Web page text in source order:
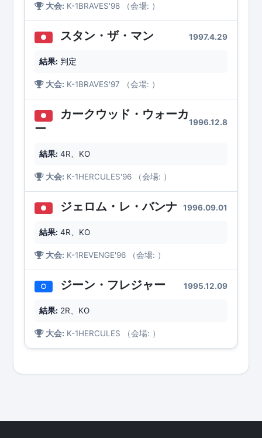
大会: K-1BRAVES'98 （会場: ）
● スタン・ザ・マン 1997.4.29
結果: 判定
大会: K-1BRAVES'97 （会場: ）
●
カークウッド・ウォーカ
ー
1996.12.8
結果: 4R、KO
大会: K-1HERCULES'96 （会場: ）
● ジェロム・レ・バンナ 1996.09.01
結果: 4R、KO
大会: K-1REVENGE'96 （会場: ）
○ ジーン・フレジャー 1995.12.09
結果: 2R、KO
大会: K-1HERCULES （会場: ）